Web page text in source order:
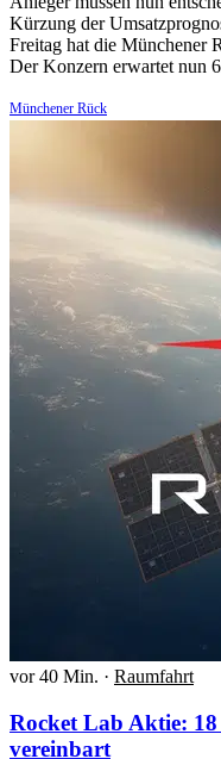
Kürzung der
Freitag hat die Münchener
Der Konzern erwartet nun
Münchener Rück
vor 40 Min. · Raumfahrt
Rocket Lab Aktie:
vereinbart